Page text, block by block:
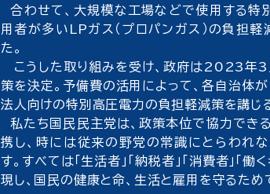
合わせて、大規模な工場などで使用する特
用者が多いLPガス（プロパンガス）の負担軽
た。
こうした取り組みを受け、政府は2023年
策を決定。予備費の活用によって、各自治体
法人向けの特別高圧電力の負担軽減策を講じ
私たち国民民主党は、政策本位で協力でき
携し、時には従来の野党の常識にとらわれ
す。すべては「生活者」「納税者」「消費者」「
現し、国民の健康と命、生活と雇用を守るため